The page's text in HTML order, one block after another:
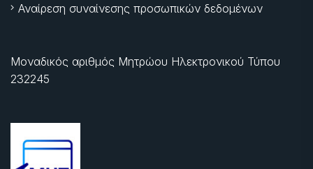
Αναίρεση συναίνεσης προσωπικών δεδομένων
Μοναδικός αριθμός Μητρώου Ηλεκτρονικού Τύπου
232245